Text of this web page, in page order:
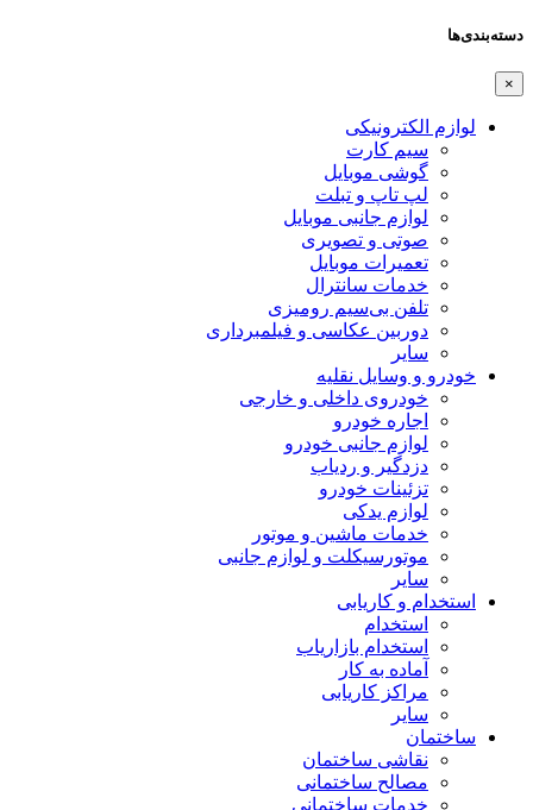
دسته‌بندی‌ها
×
لوازم الکترونیکی
سیم کارت
گوشی موبایل
لپ تاپ و تبلت
لوازم جانبی موبایل
صوتی و تصویری
تعمیرات موبایل
خدمات سانترال
تلفن بی‌سیم رومیزی
دوربین عکاسی و فیلمبرداری
سایر
خودرو و وسایل نقلیه
خودروی داخلی و خارجی
اجاره خودرو
لوازم جانبی خودرو
دزدگیر و ردیاب
تزئینات خودرو
لوازم یدکی
خدمات ماشین و موتور
موتورسیکلت و لوازم جانبی
سایر
استخدام و کاریابی
استخدام
استخدام بازاریاب
آماده به کار
مراکز کاریابی
سایر
ساختمان
نقاشی ساختمان
مصالح ساختمانی
خدمات ساختمانی